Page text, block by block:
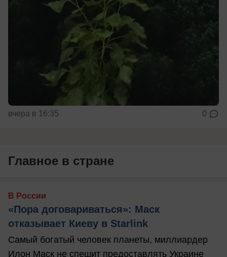
вчера в 16:35 0
Главное в стране
В России
«Пора договариваться»: Маск
отказывает Киеву в Starlink
Самый богатый человек планеты, миллиардер
Илон Маск не спешит предоставлять Украине